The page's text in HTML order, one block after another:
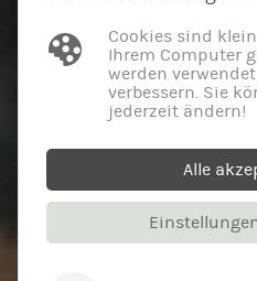
Cookies sind
Ihrem Computer
werden
verbessern. Sie
jederzeit ändern!
Alle